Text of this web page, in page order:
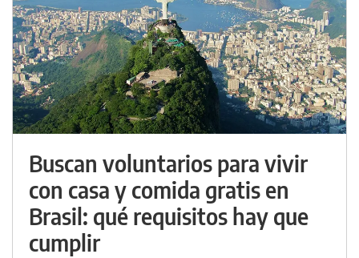
Buscan voluntarios para vivir
con casa y comida gratis en
Brasil: qué requisitos hay que
cumplir